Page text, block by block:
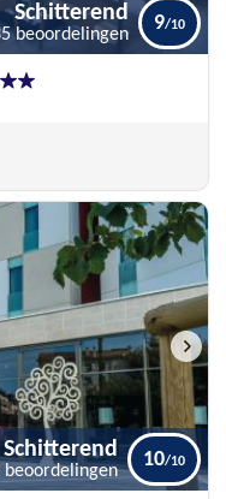
Schitterend
Schitterend
beoordelingen
9
Schitterend
beoordelingen
10